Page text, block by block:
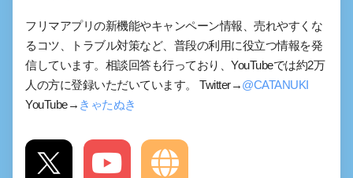
フリマアプリの新機能やキャンペーン情報、売れやすくな
るコツ、トラブル対策など、普段の利用に役立つ情報を発
信しています。相談回答も行っており、YouTubeでは約2万
人の方に登録いただいています。 Twitter→@CATANUKI
YouTube→ きゃたぬき